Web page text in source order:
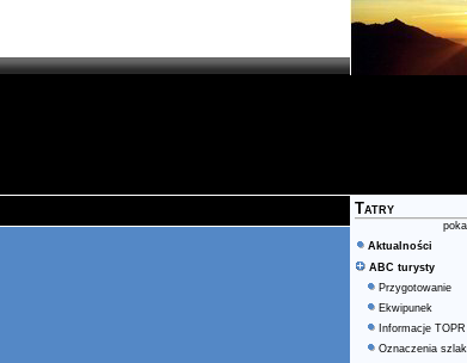
Tatry
Aktualności
ABC turysty
Przygotowanie
Ekwipunek
Informacje
Oznaczenia